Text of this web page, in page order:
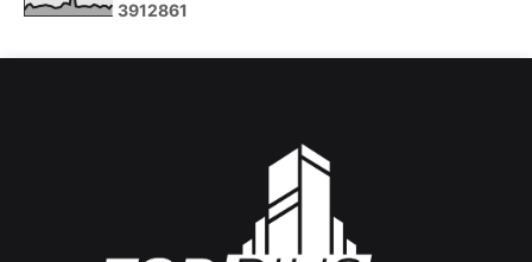
3912861